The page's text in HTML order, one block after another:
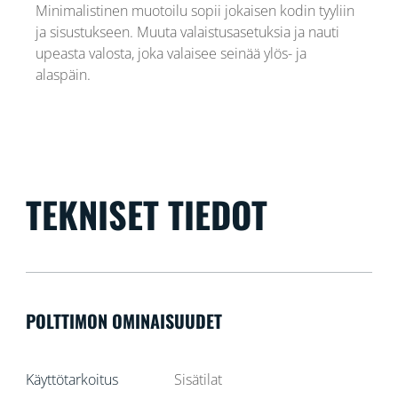
Minimalistinen muotoilu sopii jokaisen kodin tyyliin
ja sisustukseen. Muuta valaistusasetuksia ja nauti
upeasta valosta, joka valaisee seinää ylös- ja
alaspäin.
TEKNISET TIEDOT
POLTTIMON OMINAISUUDET
Käyttötarkoitus Sisätilat